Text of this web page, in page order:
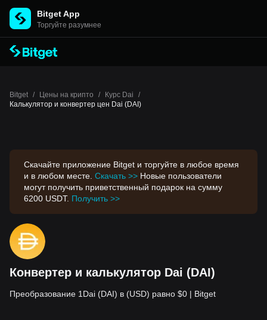
Bitget App
Торгуйте разумнее
Bitget / Цены на крипто / Курс Dai
/
Калькулятор и конвертер цен Dai (DAI)
Скачайте приложение Bitget и торгуйте в любое время
и в любом месте. Скачать >> Новые пользователи
могут получить приветственный подарок на сумму
6200 USDT. Получить >>
Конвертер и калькулятор Dai (DAI)
Преобразование 1Dai (DAI) в (USD) равно $0 | Bitget